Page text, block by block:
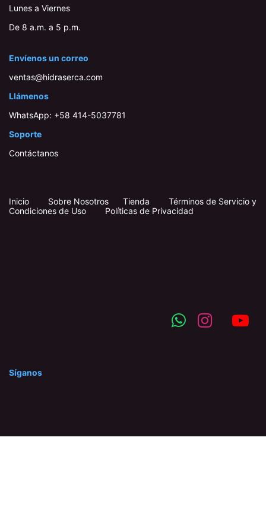
Lunes a Viernes
De 8 a.m. a 5 p.m.
Envíenos un correo
ventas@hidraserca.com
Llámenos
WhatsApp: +58 414-503778​1
Soporte
Contáctanos
Inicio Sobre Nosotros Tienda
Términos de Servicio y
Condiciones de Uso
Políticas de Privacidad
Síganos